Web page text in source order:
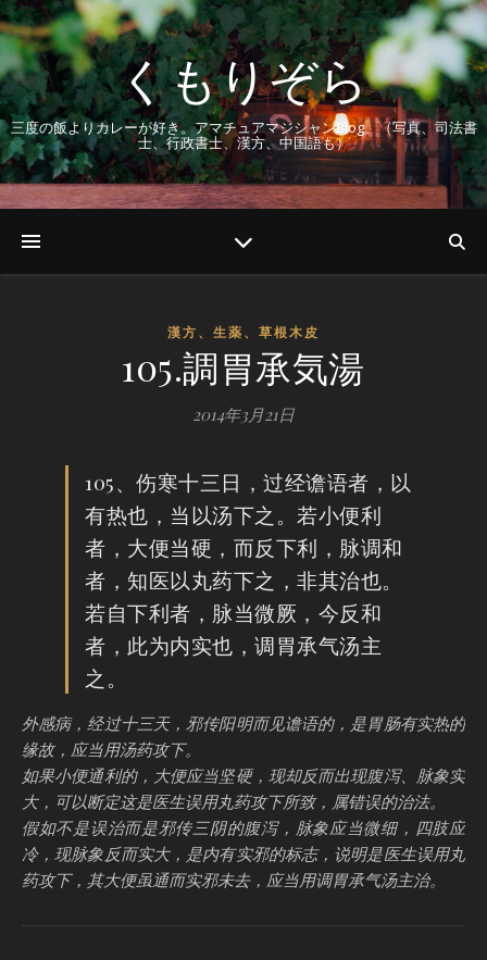
くもりぞら
三度の飯よりカレーが好き。アマチュアマジシャンBlog。（写真、司法書
士、行政書士、漢方、中国語も）
漢方、生薬、草根木皮
105.調胃承気湯
2014年3月21日
105、伤寒十三日，过经谵语者，以
有热也，当以汤下之。若小便利
者，大便当硬，而反下利，脉调和
者，知医以丸药下之，非其治也。
若自下利者，脉当微厥，今反和
者，此为内实也，调胃承气汤主
之。
外感病，经过十三天，邪传阳明而见谵语的，是胃肠有实热的
缘故，应当用汤药攻下。
如果小便通利的，大便应当坚硬，现却反而出现腹泻、脉象实
大，可以断定这是医生误用丸药攻下所致，属错误的治法。
假如不是误治而是邪传三阴的腹泻，脉象应当微细，四肢应
冷，现脉象反而实大，是内有实邪的标志，说明是医生误用丸
药攻下，其大便虽通而实邪未去，应当用调胃承气汤主治。